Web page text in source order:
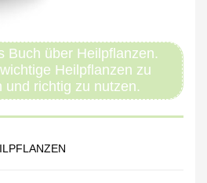
Buch über Heilpflanzen.
Heilpflanzen zu
und richtig zu nutzen.